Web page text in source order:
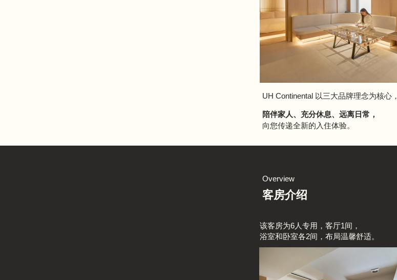
Overview
该客房为6人专用，客厅1间，
浴室和卧室各2间，布局温馨舒适。
客房介绍
UH Continental 以三大品牌理念为核心，
陪伴家人、充分休息、远离日常，
向您传递全新的入住体验。